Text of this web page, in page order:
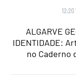
12:20
ALGARVE
IDENTIDADE:
no Caderno